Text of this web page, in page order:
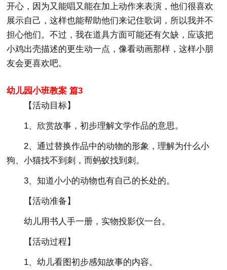
开心，因为又能唱又能在加上动作来表演，他们很喜欢
展示自己，这样也能帮助他们来记住歌词，所以我并不
担心他们。不过，我在道具方面可能还有欠缺，应该把
小鸡出壳描述的更生动一点，像看动画那样，这样小朋
友会更喜欢吧。
幼儿园小班教案 篇3
【活动目标】
1、欣赏故事，初步理解文学作品的意思。
2、通过替换作品中的动物的形象，理解为什么小
狗、小猫找不到刺，而蚂蚁找到刺。
3、知道小小的动物也有自己的长处的。
【活动准备】
幼儿用书人手一册，实物投影仪一台。
【活动过程】
1、幼儿看图初步感知故事的内容。